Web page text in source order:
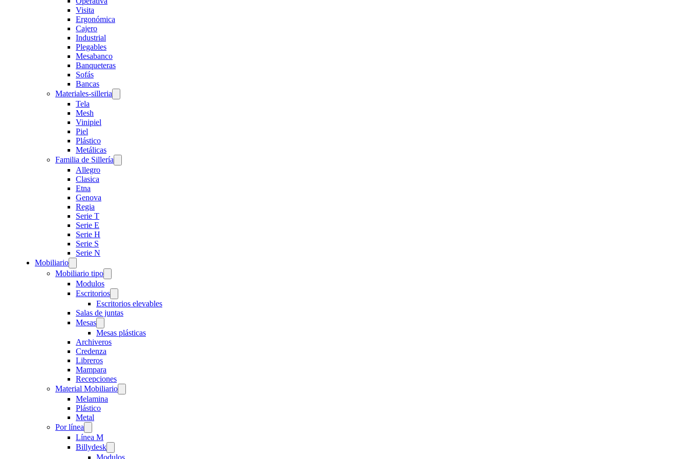
Visita
Ergonómica
Cajero
Industrial
Plegables
Mesabanco
Banqueteras
Sofás
Bancas
Materiales-silleria
Tela
Mesh
Vinipiel
Piel
Plástico
Metálicas
Familia de Sillería
Allegro
Clasica
Etna
Genova
Regia
Serie T
Serie E
Serie H
Serie S
Serie N
Mobiliario
Mobiliario tipo
Modulos
Escritorios
Escritorios elevables
Salas de juntas
Mesas
Mesas plásticas
Archiveros
Credenza
Libreros
Mampara
Recepciones
Material Mobiliario
Melamina
Plástico
Metal
Por línea
Línea M
Billydesk
Modulos